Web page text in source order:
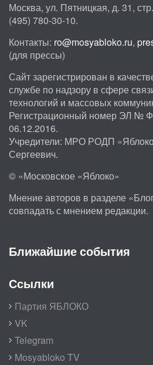
Москва, ул. Пятницкая, д. 31,
(495) 780-30-10.
Контакты: ro@mosyabloko.ru,
(для прессы)
Сайт зарегистрирован в
службе по надзору в сфере
технологий и массовых
Регистрационный номер ЭЛ №
06.12.2016.
Учредители: МРО РОДП
Сергеевич.
© «Московское «Яблоко»
Мнение авторов в разделе
совпадать с мнением редакции.
Ближайшие события
Ссылки
Партия ЯБЛОКО
VK
Telegram
Mosyabloko TV